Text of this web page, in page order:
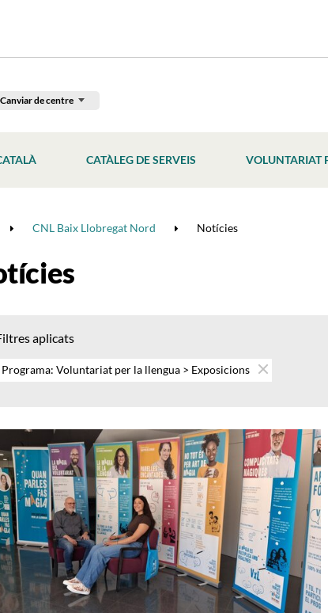
Canviar de centre
CATÀLEG DE SERVEIS VOLUNTARIAT
CNL Baix Llobregat Nord Notícies
aplicats
Programa: Voluntariat per la llengua > Exposicions